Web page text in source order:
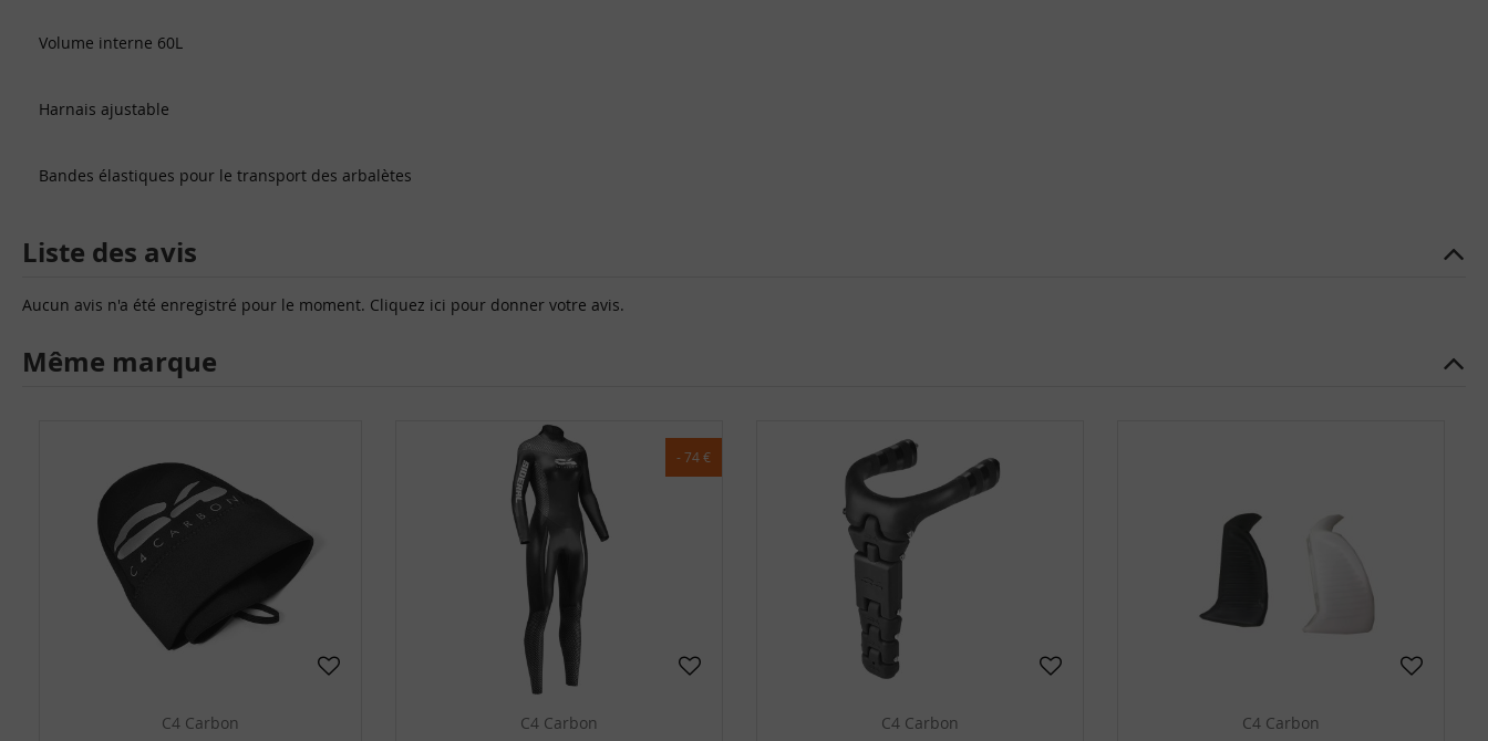
Volume interne 60L
Harnais ajustable
Bandes élastiques pour le transport des arbalètes
Liste des avis
Aucun avis n'a été enregistré pour le moment. Cliquez ici pour donner votre avis.
Même marque
C4 Carbon
- 74 €
C4 Carbon C4 Carbon C4 Carbon